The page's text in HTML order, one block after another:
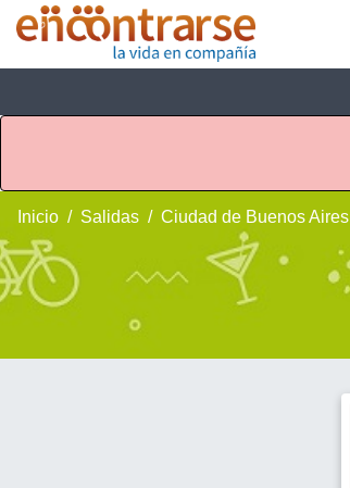
Inicio Salidas Ciudad de Buenos Aires